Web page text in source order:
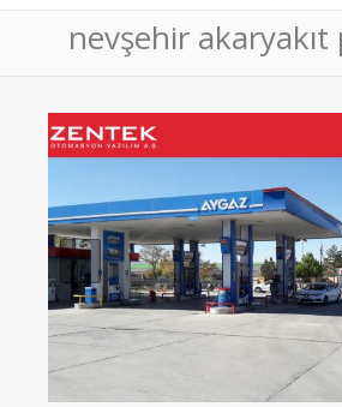
nevşehir akaryakıt